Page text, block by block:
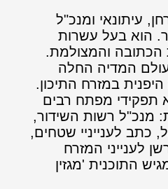
עיתונאי ומנכ"ל
הוא בעל עשרות
הכתובה והמצולמת.
המדיה החלה
במזרח התיכון.
תפקידי מפתח רבים
מנכ"ל רשות השידור,
כתב לענייניי שטחים,
לענייני המזרח
התוכנית 'מגזין